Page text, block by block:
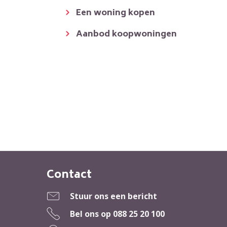
Een woning kopen
Aanbod koopwoningen
Contactinformatie
Contact
Stuur ons een bericht
Bel ons op 088 25 20 100